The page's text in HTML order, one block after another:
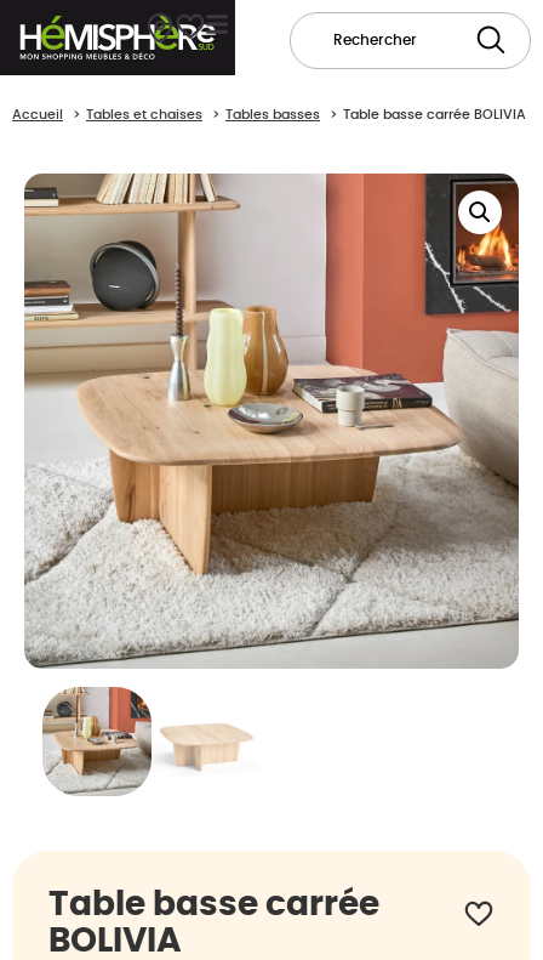
Accueil Tables et chaises Tables basses Table basse carrée BOLIVIA
Table basse carrée
BOLIVIA